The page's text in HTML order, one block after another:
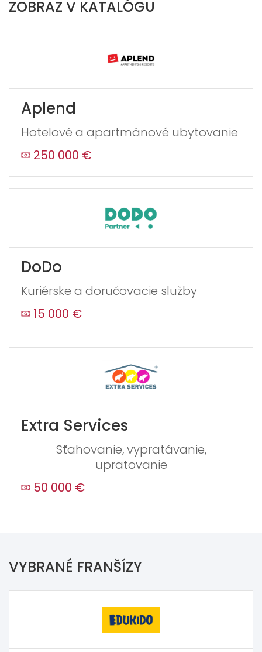
ZOBRAZ V KATALÓGU
Aplend
Hotelové a apartmánové ubytovanie
250 000 €
DoDo
Kuriérske a doručovacie služby
15 000 €
Extra Services
Sťahovanie, vypratávanie,
upratovanie
50 000 €
VYBRANÉ FRANŠÍZY